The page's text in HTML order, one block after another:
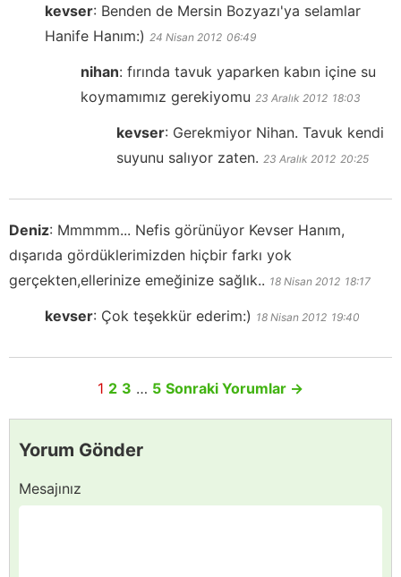
kevser: Benden de Mersin Bozyazı'ya selamlar
Hanife Hanım:) 24 Nisan 2012 06:49
nihan: fırında tavuk yaparken kabın içine su
koymamımız gerekiyomu 23 Aralık 2012 18:03
kevser: Gerekmiyor Nihan. Tavuk kendi
suyunu salıyor zaten. 23 Aralık 2012 20:25
Deniz: Mmmmm... Nefis görünüyor Kevser Hanım,
dışarıda gördüklerimizden hiçbir farkı yok
gerçekten,ellerinize emeğinize sağlık.. 18 Nisan 2012 18:17
kevser: Çok teşekkür ederim:) 18 Nisan 2012 19:40
1 2 3 … 5 Sonraki Yorumlar →
Yorum Gönder
Mesajınız